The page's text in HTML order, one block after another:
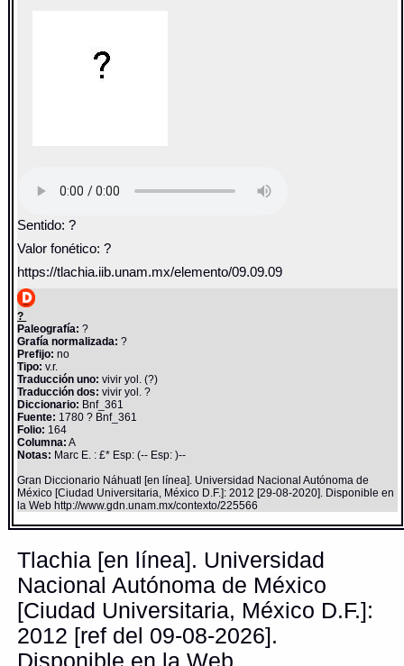
Sentido: ?
Valor fonético: ?
https://tlachia.iib.unam.mx/elemento/09.09.09
?
Paleografía: ?
Grafía normalizada: ?
Prefijo: no
Tipo: v.r.
Traducción uno: vivir yol. (?)
Traducción dos: vivir yol. ?
Diccionario: Bnf_361
Fuente: 1780 ? Bnf_361
Folio: 164
Columna: A
Notas: Marc E. : £* Esp: (-- Esp: )--
Gran Diccionario Náhuatl [en línea]. Universidad Nacional Autónoma de
México [Ciudad Universitaria, México D.F.]: 2012 [29-08-2020]. Disponible en
la Web http://www.gdn.unam.mx/contexto/225566
Tlachia [en línea]. Universidad
Nacional Autónoma de México
[Ciudad Universitaria, México D.F.]:
2012 [ref del 09-08-2026].
Disponible en la Web